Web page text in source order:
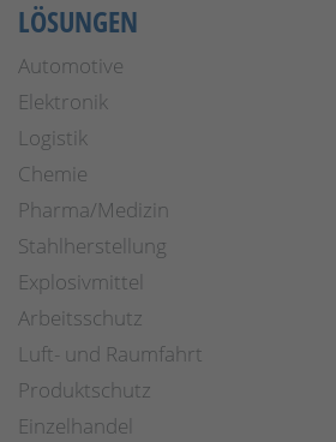
LÖSUNGEN
Automotive
Elektronik
Logistik
Chemie
Pharma/Medizin
Stahlherstellung
Explosivmittel
Arbeitsschutz
Luft- und Raumfahrt
Produktschutz
Einzelhandel